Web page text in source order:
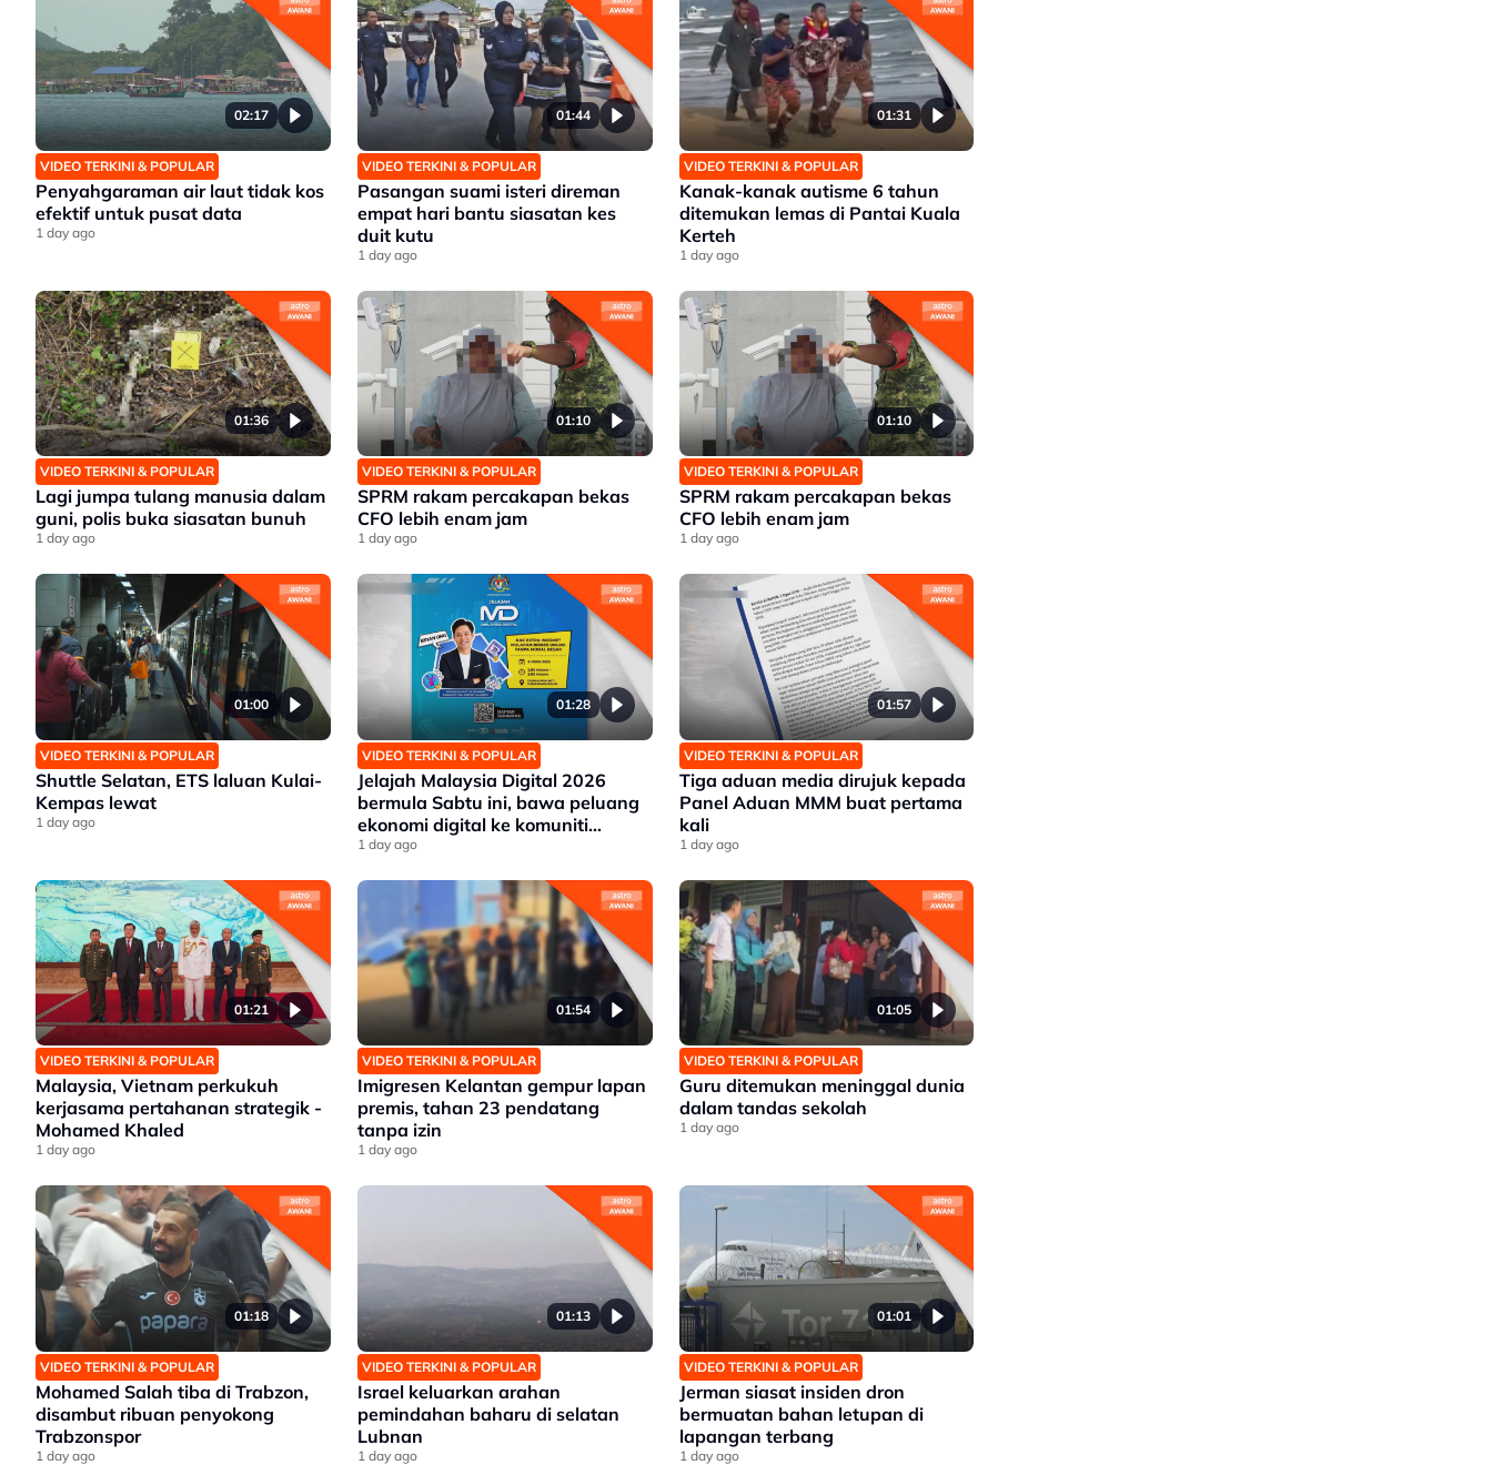
02:17
VIDEO TERKINI & POPULAR
Penyahgaraman air laut tidak kos
efektif untuk pusat data
1 day ago
01:44
VIDEO TERKINI & POPULAR
Pasangan suami isteri direman
empat hari bantu siasatan kes
duit kutu
1 day ago
01:31
VIDEO TERKINI & POPULAR
Kanak-kanak autisme 6 tahun
ditemukan lemas di Pantai Kuala
Kerteh
1 day ago
01:36
VIDEO TERKINI & POPULAR
Lagi jumpa tulang manusia dalam
guni, polis buka siasatan bunuh
1 day ago
01:10
VIDEO TERKINI & POPULAR
SPRM rakam percakapan bekas
CFO lebih enam jam
1 day ago
01:10
VIDEO TERKINI & POPULAR
SPRM rakam percakapan bekas
CFO lebih enam jam
1 day ago
01:00
VIDEO TERKINI & POPULAR
Shuttle Selatan, ETS laluan Kulai-
Kempas lewat
1 day ago
01:28
VIDEO TERKINI & POPULAR
Jelajah Malaysia Digital 2026
bermula Sabtu ini, bawa peluang
ekonomi digital ke komuniti
setempat
1 day ago
01:57
VIDEO TERKINI & POPULAR
Tiga aduan media dirujuk kepada
Panel Aduan MMM buat pertama
kali
1 day ago
01:21
VIDEO TERKINI & POPULAR
Malaysia, Vietnam perkukuh
kerjasama pertahanan strategik -
Mohamed Khaled
1 day ago
01:54
VIDEO TERKINI & POPULAR
Imigresen Kelantan gempur lapan
premis, tahan 23 pendatang
tanpa izin
1 day ago
01:05
VIDEO TERKINI & POPULAR
Guru ditemukan meninggal dunia
dalam tandas sekolah
1 day ago
01:18
VIDEO TERKINI & POPULAR
Mohamed Salah tiba di Trabzon,
disambut ribuan penyokong
Trabzonspor
1 day ago
01:13
VIDEO TERKINI & POPULAR
Israel keluarkan arahan
pemindahan baharu di selatan
Lubnan
1 day ago
01:01
VIDEO TERKINI & POPULAR
Jerman siasat insiden dron
bermuatan bahan letupan di
lapangan terbang
1 day ago